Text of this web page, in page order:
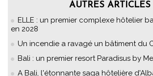
AUTRES ARTICLES
ELLE : un premier complexe hôtelier
en 2028
Un incendie a ravagé un bâtiment du
Bali : un premier resort Paradisus by
A Bali, l'étonnante saga hôtelière